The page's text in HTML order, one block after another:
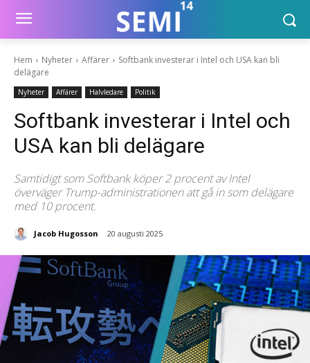
Hem Nyheter Affärer
Softbank investerar i Intel och USA kan bli
delägare
Nyheter Affärer Halvledare Politik
Softbank investerar i Intel och
USA kan bli delägare
Samtidigt som Softbank köper 2 procent av Intel
överväger Trump-administrationen att gå in som delägare
med 10 procent.
Jacob Hugosson 20 augusti 2025